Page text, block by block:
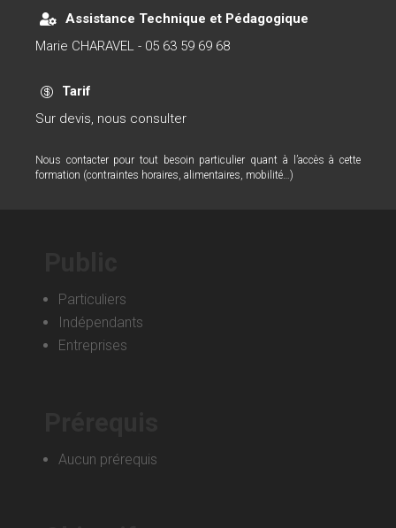
Particuliers
Indépendants
Entreprises
Aucun prérequis

Assistance Technique et Pédagogique
Marie CHARAVEL - 05 63 59 69 68

Tarif
Sur devis, nous consulter
Nous contacter pour tout besoin particulier quant à l’accès à cette
formation (contraintes horaires, alimentaires, mobilité…)